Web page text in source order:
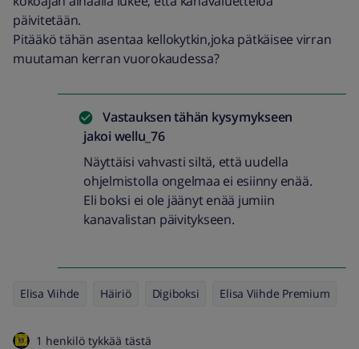
päivitetään.
Pitääkö tähän asentaa kellokytkin,joka pätkäisee virran
muutaman kerran vuorokaudessa?
Vastauksen tähän kysymykseen
jakoi wellu_76
Näyttäisi vahvasti siltä, että uudella
ohjelmistolla ongelmaa ei esiinny enää.
Eli boksi ei ole jäänyt enää jumiin
kanavalistan päivitykseen.
Elisa Viihde Häiriö Digiboksi Elisa Viihde Premium
1 henkilö tykkää tästä